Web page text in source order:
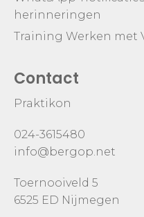
herinneringen
Training Werken met
Contact
Praktikon
024-3615480
info@bergop.net
Toernooiveld 5
6525 ED Nijmegen